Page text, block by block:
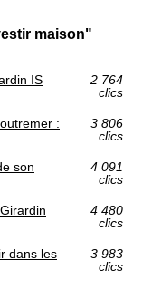
maison"
IS
2 764
clics
:
3 806
clics
son
4 091
clics
4 480
clics
dans les
3 983
clics